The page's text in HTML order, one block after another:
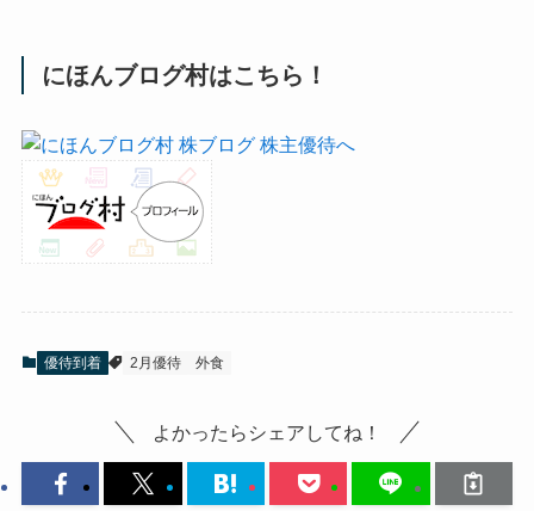
にほんブログ村はこちら！
優待到着 2月優待 外食
よかったらシェアしてね！